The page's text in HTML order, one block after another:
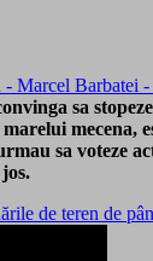
sa
mecena,
sa voteze
de teren de